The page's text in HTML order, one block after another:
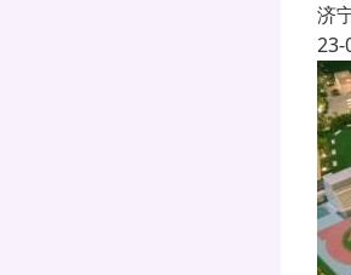
济
23-